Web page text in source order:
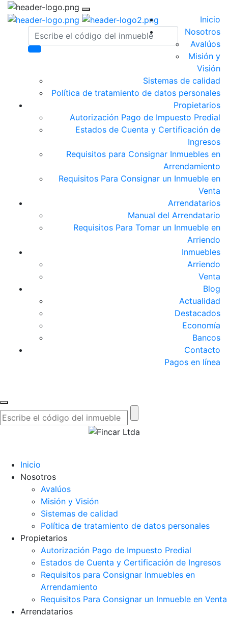
Inicio
Nosotros
Avalúos
Misión y
Visión
Sistemas de calidad
Política de tratamiento de datos personales
Propietarios
Autorización Pago de Impuesto Predial
Estados de Cuenta y Certificación de
Ingresos
Requisitos para Consignar Inmuebles en
Arrendamiento
Requisitos Para Consignar un Inmueble en
Venta
Arrendatarios
Manual del Arrendatario
Requisitos Para Tomar un Inmueble en
Arriendo
Inmuebles
Arriendo
Venta
Blog
Actualidad
Destacados
Economía
Bancos
Contacto
Pagos en línea
Inicio
Nosotros
Avalúos
Misión y Visión
Sistemas de calidad
Política de tratamiento de datos personales
Propietarios
Autorización Pago de Impuesto Predial
Estados de Cuenta y Certificación de Ingresos
Requisitos para Consignar Inmuebles en
Arrendamiento
Requisitos Para Consignar un Inmueble en Venta
Arrendatarios